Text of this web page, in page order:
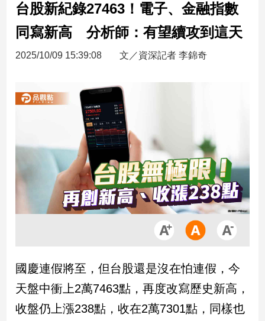
台
財
新
產
經/
房
產
品
政
治
政
治
台股新紀錄27463！電子、金融指數
同寫新高 分析師：有望續攻到這天
2025/10/09 15:39:08 文／資深記者 李錦奇
國慶連假將至，但台股還是沒在怕連假，今
天盤中衝上2萬7463點，再度改寫歷史新高，
收盤仍上漲238點，收在2萬7301點，同樣也